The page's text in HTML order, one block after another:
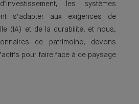
les systèmes
s’adapter aux exigences de
(IA) et de la durabilité, et nous,
de patrimoine, devons
pour faire face à ce paysage